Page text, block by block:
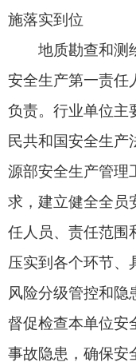
督促检查本单位安全生
事故隐患，确保安全生
省级自然资源主
须”要求，加强组织领
续紧盯行业单位主要负
责，加强教育培训，
预防和应急处理能力。
三、深入排查整
本攻坚三年行动圆满收
省级自然资源主
方案（2024—2026年